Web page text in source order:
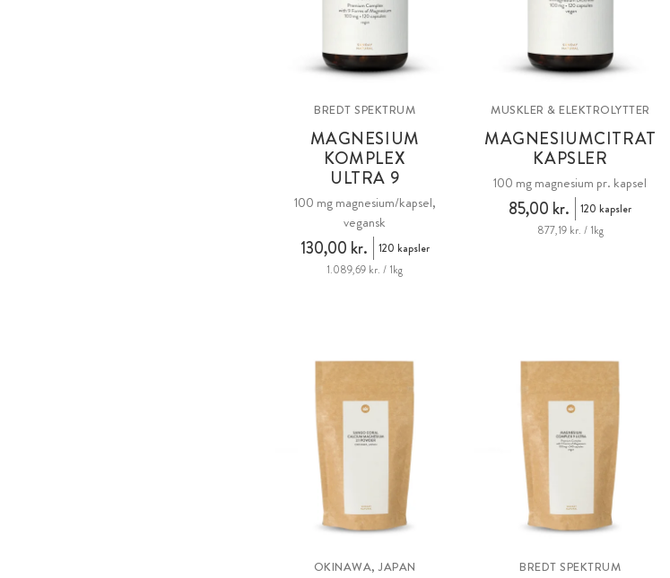
BREDT SPEKTRUM
MAGNESIUM
KOMPLEX
ULTRA 9
100 mg magnesium/kapsel,
vegansk
130,00 kr.
120 kapsler
1.089,69 kr. / 1kg
MUSKLER & ELEKTROLYTTER
MAGNESIUMCITRAT
KAPSLER
100 mg magnesium pr. kapsel
85,00 kr.
120 kapsler
877,19 kr. / 1kg
OKINAWA, JAPAN BREDT SPEKTRUM